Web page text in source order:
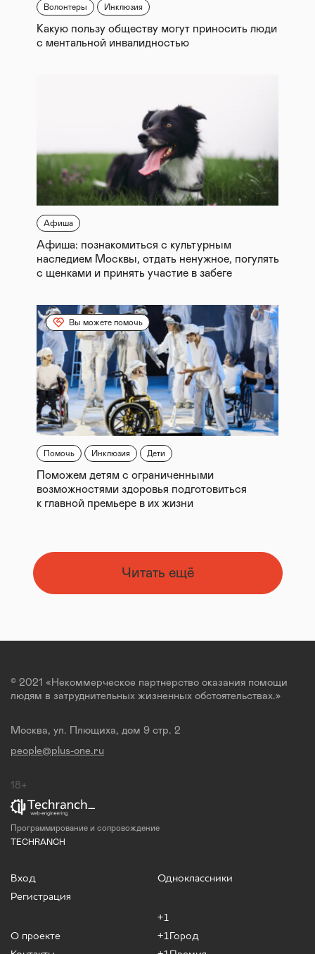
Волонтеры Инклюзия
Какую пользу обществу могут приносить люди
с ментальной инвалидностью
Афиша
Афиша: познакомиться с культурным
наследием Москвы, отдать ненужное, погулять
с щенками и принять участие в забеге
Вы можете помочь
Помочь Инклюзия Дети
Поможем детям с ограниченными
возможностями здоровья подготовиться
к главной премьере в их жизни
Читать ещё
© 2021 «Некоммерческое партнерство оказания помощи
людям в затруднительных жизненных обстоятельствах.»
Москва, ул. Плющиха, дом 9 стр. 2
people@plus-one.ru
18+
Программирование и сопровождение
TECHRANCH
Вход
Регистрация
О проекте
Одноклассники
+1
+1Город